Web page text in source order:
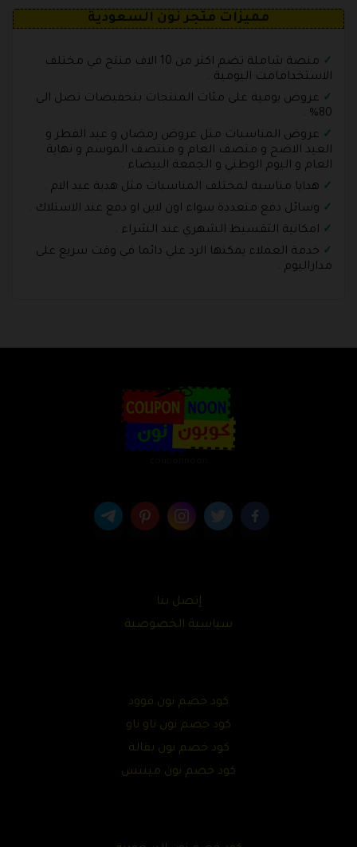
مميزات متجر نون السعودية
منصة شاملة تضم اكثر من 10 الاف منتج في مختلف
الاستخدامامت اليومية .
عروض يومية على مئات المنتجات بتخفيضات تصل الى
80% .
عروض المناسبات مثل عروض رمضان و عيد الفطر و
العيد الاضح و متصف العام و منتصف الموسم و نهاية
العام و اليوم الوطني و الجمعة البيضاء .
هدايا مناسبة لمختلف المناسبات مثل هدية عيد الام .
وسائل دفع متعددة سواء اون لاين او دفع عند الاستلاك .
امكانية التقسيط الشهري عند الشراء .
خدمة العملاء يمكنها الرد علي دائما في وقت سريع على
مداراليوم .
إتصل بنا
سياسية الخصوصية
كود خصم نون فوود
كود خصم نون ناو ناو
كود خصم نون بقالة
كود خصم نون مينتس